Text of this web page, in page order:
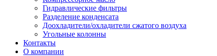
Гидравлические фильтры
Разделение конденсата
Доохладители/охладители сжатого воздуха
Угольные колонны
Контакты
О компании